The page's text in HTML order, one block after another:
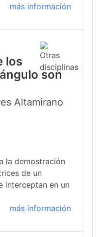
más información
los
son
Altamirano
la demostración
de un
interceptan en un
más información